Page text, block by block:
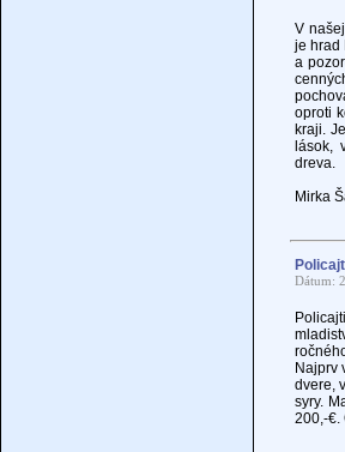
V
je hrad
a
oproti
kraji.
lások,
dreva.
Mirka
Dátum:
Najprv
dvere,
syry.
200,-€.